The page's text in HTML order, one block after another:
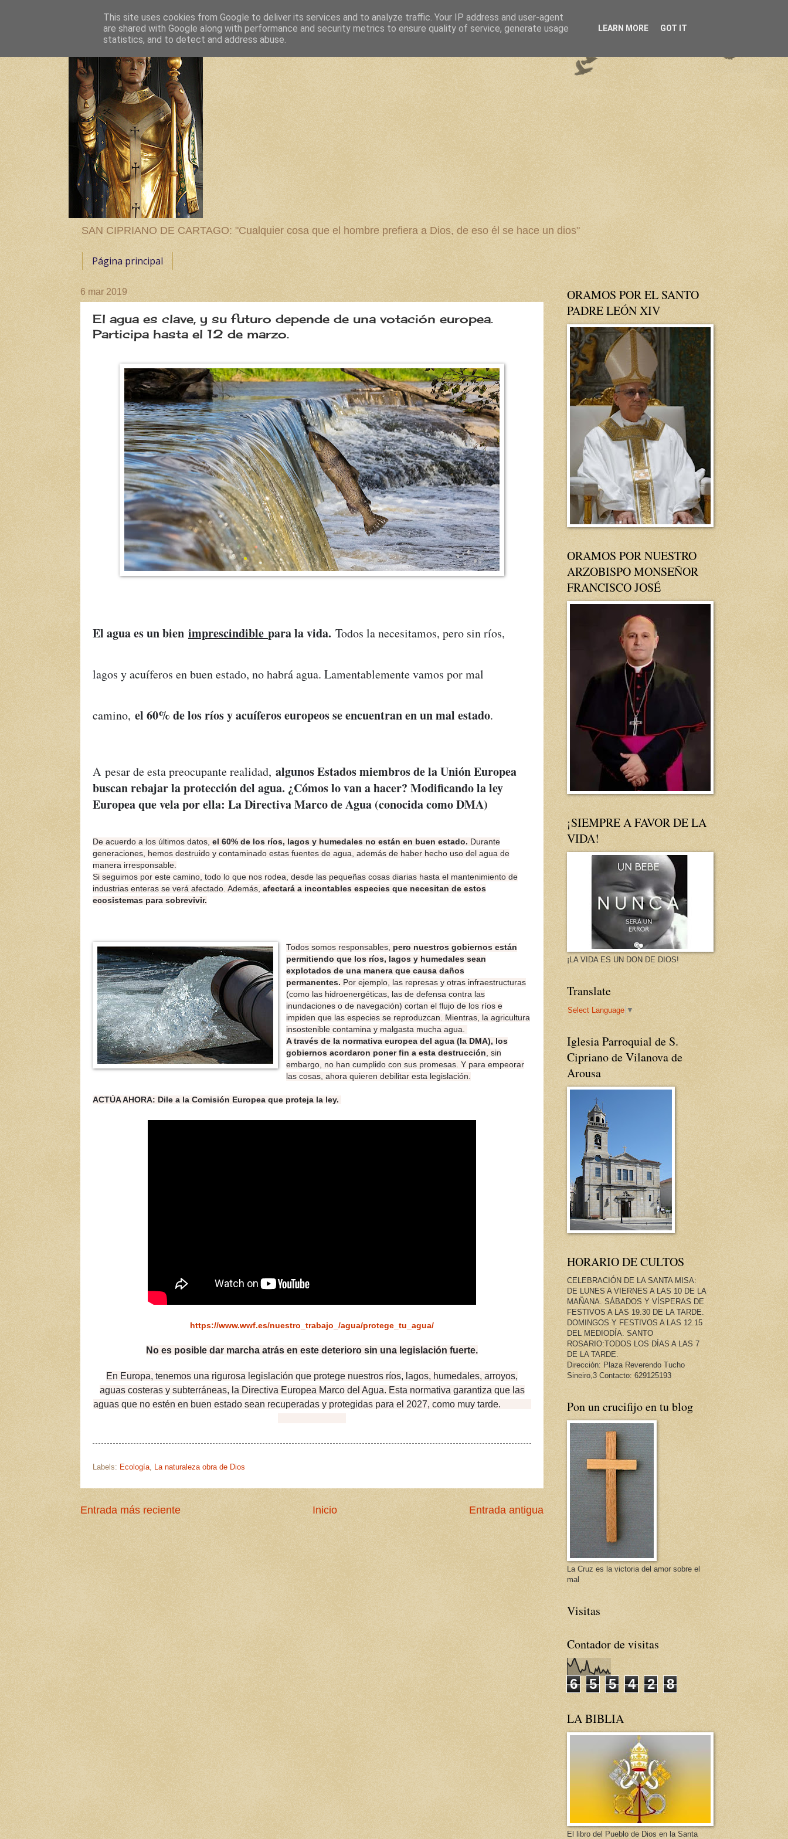
SAN CIPRIANO DE CARTAGO: "Cualquier cosa que el hombre prefiera a Dios, de eso él se hace un dios"
Página principal
6 mar 2019
El agua es clave, y su futuro depende de una votación europea.
Participa hasta el 12 de marzo.
El agua es un bien imprescindible para la vida. Todos la necesitamos, pero sin ríos,
lagos y acuíferos en buen estado, no habrá agua. Lamentablemente vamos por mal
camino, el 60% de los ríos y acuíferos europeos se encuentran en un mal estado.
A pesar de esta preocupante realidad, algunos Estados miembros de la Unión Europea
buscan rebajar la protección del agua. ¿Cómos lo van a hacer? Modificando la ley
Europea que vela por ella: La Directiva Marco de Agua (conocida como DMA)
De acuerdo a los últimos datos, el 60% de los ríos, lagos y humedales no están en buen estado. Durante
generaciones, hemos destruido y contaminado estas fuentes de agua, además de haber hecho uso del agua de
manera irresponsable.
Si seguimos por este camino, todo lo que nos rodea, desde las pequeñas cosas diarias hasta el mantenimiento de
industrias enteras se verá afectado. Además, afectará a incontables especies que necesitan de estos
ecosistemas para sobrevivir.
Todos somos responsables, pero nuestros gobiernos están
permitiendo que los ríos, lagos y humedales sean
explotados de una manera que causa daños
permanentes. Por ejemplo, las represas y otras infraestructuras
(como las hidroenergéticas, las de defensa contra las
inundaciones o de navegación) cortan el flujo de los ríos e
impiden que las especies se reproduzcan. Mientras, la agricultura
insostenible contamina y malgasta mucha agua.
A través de la normativa europea del agua (la DMA), los
gobiernos acordaron poner fin a esta destrucción , sin
embargo, no han cumplido con sus promesas. Y para empeorar
las cosas, ahora quieren debilitar esta legislación.
ACTÚA AHORA: Dile a la Comisión Europea que proteja la ley.
https://www.wwf.es/nuestro_trabajo_/agua/protege_tu_agua/
No es posible dar marcha atrás en este deterioro sin una legislación fuerte.
En Europa, tenemos una rigurosa legislación que protege nuestros ríos, lagos, humedales, arroyos,
aguas costeras y subterráneas, la Directiva Europea Marco del Agua. Esta normativa garantiza que las
aguas que no estén en buen estado sean recuperadas y protegidas para el 2027, como muy tarde.
Labels: Ecología La naturaleza obra de Dios
Entrada más reciente Entrada antigua
Inicio
ORAMOS POR EL SANTO
PADRE LEÓN XIV
ORAMOS POR NUESTRO
ARZOBISPO MONSEÑOR
FRANCISCO JOSÉ
¡SIEMPRE A FAVOR DE LA
VIDA!
¡LA VIDA ES UN DON DE DIOS!
Translate
Select Language ▼
Iglesia Parroquial de S.
Cipriano de Vilanova de
Arousa
HORARIO DE CULTOS
CELEBRACIÓN DE LA SANTA MISA:
DE LUNES A VIERNES A LAS 10 DE LA
MAÑANA. SÁBADOS Y VÍSPERAS DE
FESTIVOS A LAS 19.30 DE LA TARDE.
DOMINGOS Y FESTIVOS A LAS 12.15
DEL MEDIODÍA. SANTO
ROSARIO:TODOS LOS DÍAS A LAS 7
DE LA TARDE.
Dirección: Plaza Reverendo Tucho
Sineiro,3 Contacto: 629125193
Pon un crucifijo en tu blog
La Cruz es la victoria del amor sobre el
mal
Visitas
Contador de visitas
6 5 5 4 2 8
LA BIBLIA
El libro del Pueblo de Dios en la Santa
This site uses cookies from Google to deliver its services and to analyze traffic. Your IP address and user-agent
are shared with Google along with performance and security metrics to ensure quality of service, generate usage
statistics, and to detect and address abuse.
LEARN MORE GOT IT